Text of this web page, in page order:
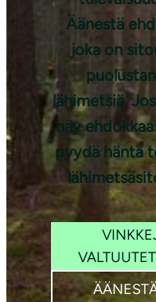
Äänestä
joka on
lähimetsiä.
näy
pyydä häntä